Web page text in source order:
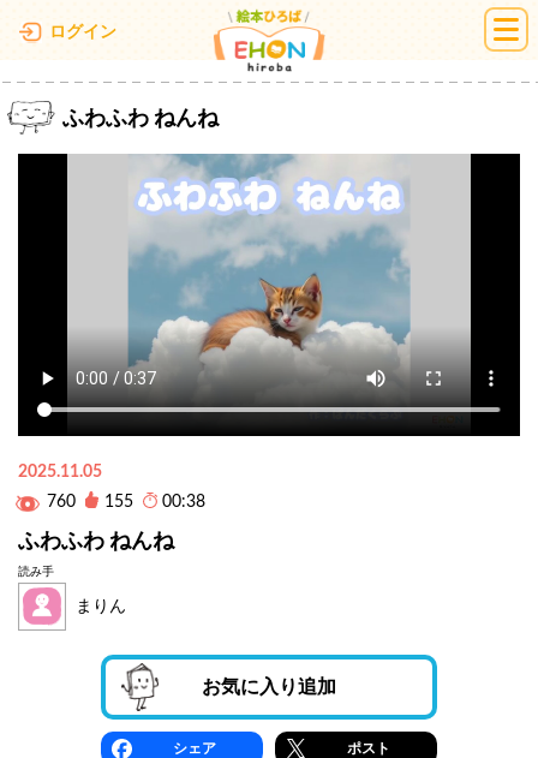
ログイン 絵本ひろば
ふわふわ ねんね
2025.11.05
760
155 00:38
ふわふわ ねんね
読み手
まりん
お気に入り追加
シェア ポスト